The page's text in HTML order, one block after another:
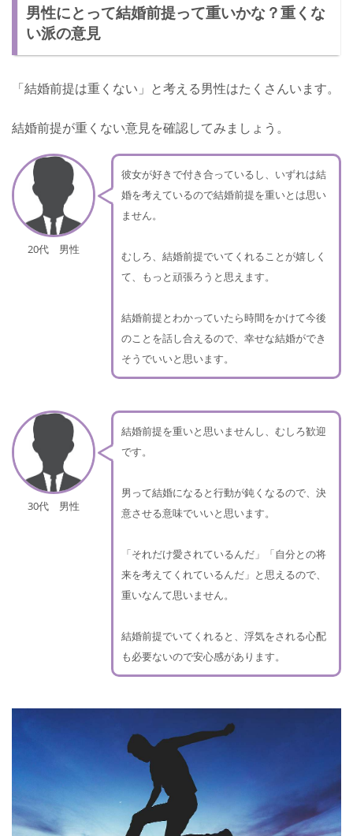
男性にとって結婚前提って重いかな？重くな
い派の意見
「結婚前提は重くない」と考える男性はたくさんいます。
結婚前提が重くない意見を確認してみましょう。
20代 男性
彼女が好きで付き合っているし、いずれは結
婚を考えているので結婚前提を重いとは思い
ません。
むしろ、結婚前提でいてくれることが嬉しく
て、もっと頑張ろうと思えます。
結婚前提とわかっていたら時間をかけて今後
のことを話し合えるので、幸せな結婚ができ
そうでいいと思います。
30代 男性
結婚前提を重いと思いませんし、むしろ歓迎
です。
男って結婚になると行動が鈍くなるので、決
意させる意味でいいと思います。
「それだけ愛されているんだ」「自分との将
来を考えてくれているんだ」と思えるので、
重いなんて思いません。
結婚前提でいてくれると、浮気をされる心配
も必要ないので安心感があります。